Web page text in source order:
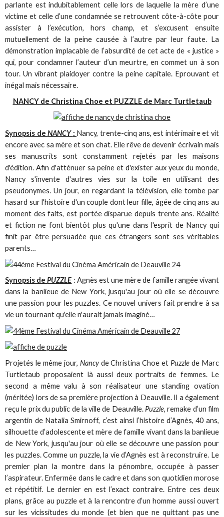
parlante est indubitablement celle lors de laquelle la mère d’une
victime et celle d’une condamnée se retrouvent côte-à-côte pour
assister à l’exécution, hors champ, et s’excusent ensuite
mutuellement de la peine causée à l’autre par leur faute. La
démonstration implacable de l’absurdité de cet acte de « justice »
qui, pour condamner l’auteur d’un meurtre, en commet un à son
tour. Un vibrant plaidoyer contre la peine capitale. Eprouvant et
inégal mais nécessaire.
NANCY de Christina Choe et PUZZLE de Marc Turtletaub
Synopsis deNANCY : Nancy, trente-cinq ans, est intérimaire et vit
encore avec sa mère et son chat. Elle rêve de devenir écrivain mais
ses manuscrits sont constamment rejetés par les maisons
d'édition. Afin d'atténuer sa peine et d'exister aux yeux du monde,
Nancy s'invente d'autres vies sur la toile en utilisant des
pseudonymes. Un jour, en regardant la télévision, elle tombe par
hasard sur l'histoire d'un couple dont leur fille, âgée de cinq ans au
moment des faits, est portée disparue depuis trente ans. Réalité
et fiction ne font bientôt plus qu'une dans l'esprit de Nancy qui
finit par être persuadée que ces étrangers sont ses véritables
parents…
Synopsis dePUZZLE : Agnès est une mère de famille rangée vivant
dans la banlieue de New York, jusqu'au jour où elle se découvre
une passion pour les puzzles. Ce nouvel univers fait prendre à sa
vie un tournant qu'elle n'aurait jamais imaginé…
Projetés le même jour, Nancyde Christina Choe et Puzzle de Marc
Turtletaub proposaient là aussi deux portraits de femmes. Le
second a même valu à son réalisateur une standing ovation
(méritée) lors de sa première projection à Deauville. Il a également
reçu le prix du public de la ville de Deauville. Puzzle, remake d’un film
argentin de Natalia Smirnoff, c’est ainsi l’histoire d’Agnès, 40 ans,
silhouette d’adolescente et mère de famille vivant dans la banlieue
de New York, jusqu'au jour où elle se découvre une passion pour
les puzzles. Comme un puzzle, la vie d’Agnès est à reconstruire. Le
premier plan la montre dans la pénombre, occupée à passer
l’aspirateur. Enfermée dans le cadre et dans son quotidien morose
et répétitif. Le dernier en est l’exact contraire. Entre ces deux
plans, grâce au puzzle et à la rencontre d’un homme aussi ouvert
sur les vicissitudes du monde (et bien que ne quittant pas une